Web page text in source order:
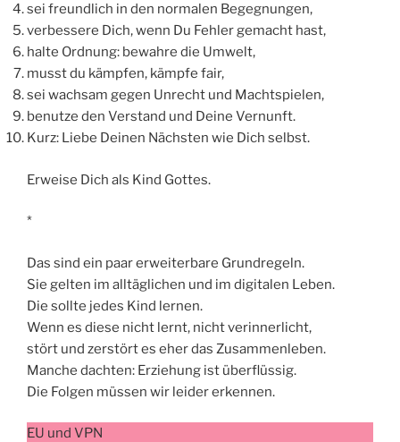
sei freundlich in den normalen Begegnungen,
verbessere Dich, wenn Du Fehler gemacht hast,
halte Ordnung: bewahre die Umwelt,
musst du kämpfen, kämpfe fair,
sei wachsam gegen Unrecht und Machtspielen,
benutze den Verstand und Deine Vernunft.
Kurz: Liebe Deinen Nächsten wie Dich selbst.
Erweise Dich als Kind Gottes.
*
Das sind ein paar erweiterbare Grundregeln.
Sie gelten im alltäglichen und im digitalen Leben.
Die sollte jedes Kind lernen.
Wenn es diese nicht lernt, nicht verinnerlicht,
stört und zerstört es eher das Zusammenleben.
Manche dachten: Erziehung ist überflüssig.
Die Folgen müssen wir leider erkennen.
EU und VPN